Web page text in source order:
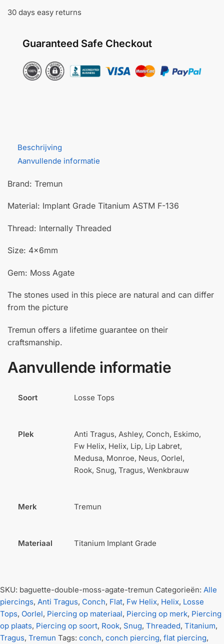
30 days easy returns
Guaranteed Safe Checkout
Beschrijving
Aanvullende informatie
Brand: Tremun
Material: Implant Grade Titanium ASTM F-136
Thread: Internally Threaded
Size: 4x6mm
Gem: Moss Agate
The stones used in this piece are natural and can differ
from the picture
Tremun offers a lifetime guarantee on their
craftsmanship.
Aanvullende informatie
Soort Losse Tops
Plek
Anti Tragus, Ashley, Conch, Eskimo,
Fw Helix, Helix, Lip, Lip Labret,
Medusa, Monroe, Neus, Oorlel,
Rook, Snug, Tragus, Wenkbrauw
Merk Tremun
Materiaal Titanium Implant Grade
SKU: baguette-double-moss-agate-tremun Categorieën: Alle
piercings, Anti Tragus, Conch, Flat, Fw Helix, Helix, Losse
Tops, Oorlel, Piercing op materiaal, Piercing op merk, Piercing
op plaats, Piercing op soort, Rook, Snug, Threaded, Titanium,
Tragus, Tremun Tags: conch, conch piercing, flat piercing,